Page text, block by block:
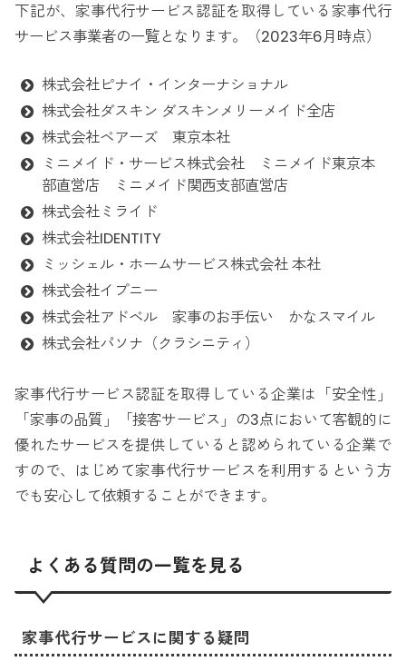
下記が、家事代行サービス認証を取得している家事代行
サービス事業者の一覧となります。（2023年6月時点）
株式会社ピナイ・インターナショナル
株式会社ダスキン ダスキンメリーメイド全店
株式会社ベアーズ 東京本社
ミニメイド・サービス株式会社 ミニメイド東京本
部直営店 ミニメイド関西支部直営店
株式会社ミライド
株式会社IDENTITY
ミッシェル・ホームサービス株式会社 本社
株式会社イプニー
株式会社アドベル 家事のお手伝い かなスマイル
株式会社パソナ（クラシニティ）
家事代行サービス認証を取得している企業は「安全性」
「家事の品質」「接客サービス」の3点において客観的に
優れたサービスを提供していると認められている企業で
すので、はじめて家事代行サービスを利用するという方
でも安心して依頼することができます。
よくある質問の一覧を見る
家事代行サービスに関する疑問